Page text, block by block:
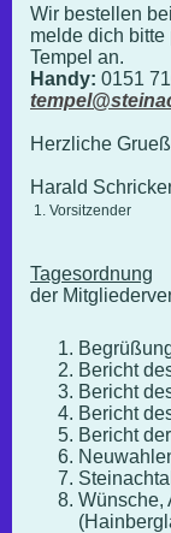
Wir bestellen
melde dich
Tempel an.
Handy: 0151
Herzliche
Harald
1. Vorsitzender
Tagesordnung
der
Bericht
Bericht
Bericht
Bericht
Wünsche,